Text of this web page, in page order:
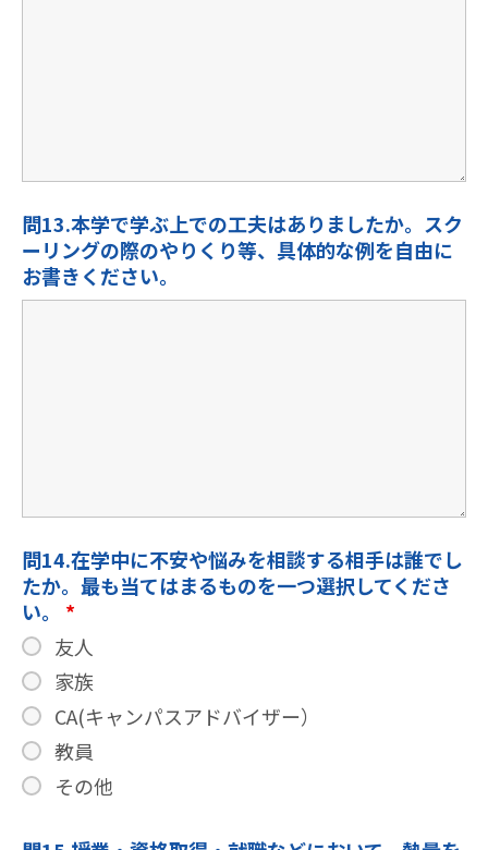
問13.本学で学ぶ上での工夫はありましたか。スク
ーリングの際のやりくり等、具体的な例を自由に
お書きください。
問14.在学中に不安や悩みを相談する相手は誰でし
たか。最も当てはまるものを一つ選択してくださ
い。 *
友人
家族
CA(キャンパスアドバイザー）
教員
その他